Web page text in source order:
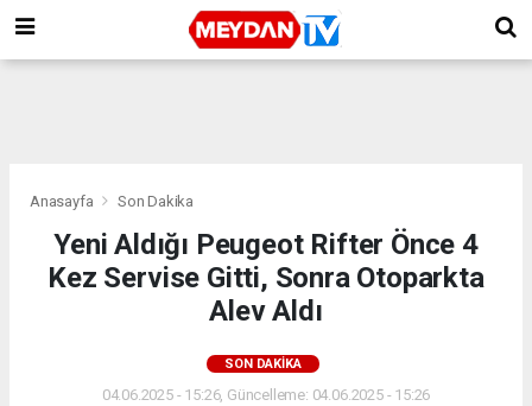
Anasayfa Son Dakika
Yeni Aldığı Peugeot Rifter Önce 4
Kez Servise Gitti, Sonra Otoparkta
Alev Aldı
SON DAKIKA
04.06.2025 - 15:26, Güncelleme: 04.06.2025 - 15:26